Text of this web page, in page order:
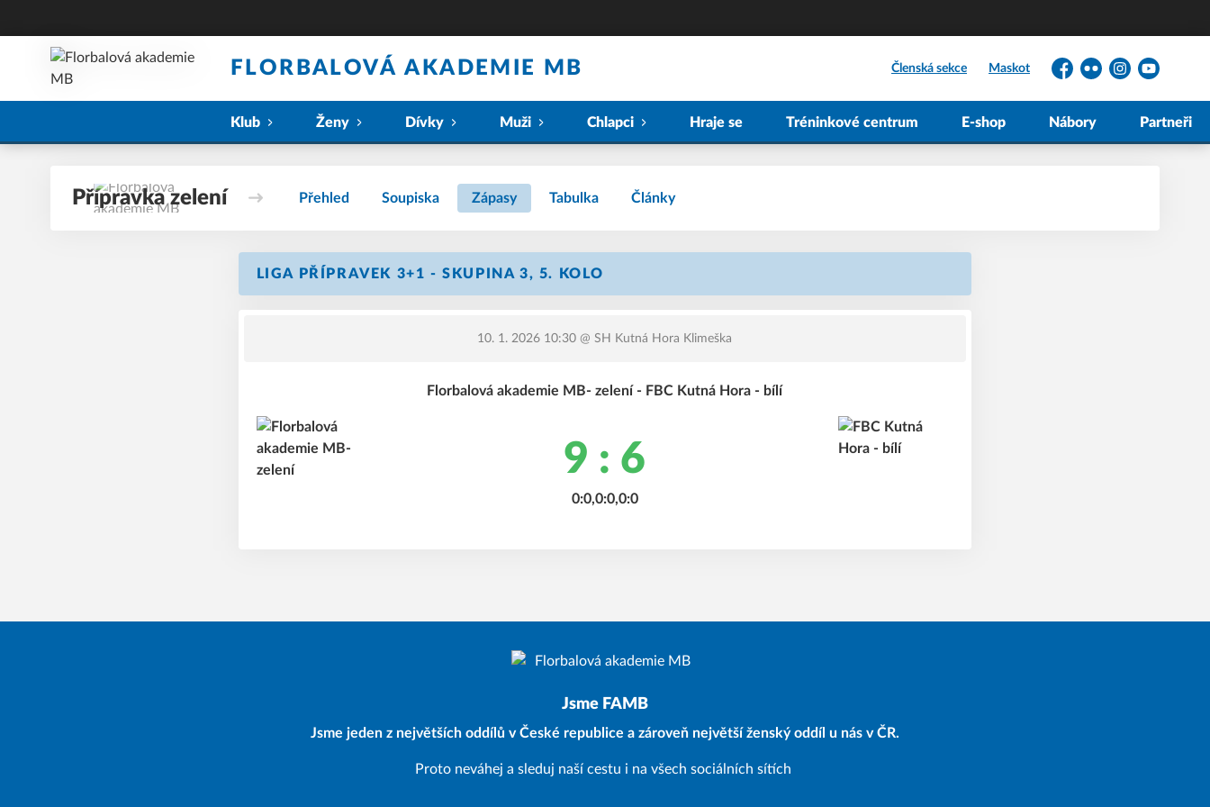
FLORBALOVÁ AKADEMIE MB Členská sekce Maskot
Facebook
FlickrInstagramYouTube
Klub Ženy Dívky Muži Chlapci Hraje se Tréninkové centrum E-shop Nábory Partneři
Přípravka zelení Přehled Soupiska Zápasy Tabulka Články
LIGA PŘÍPRAVEK 3+1 - SKUPINA 3, 5. KOLO
10. 1. 2026 10:30 @ SH Kutná Hora Klimeška
Florbalová akademie MB- zelení - FBC Kutná Hora - bílí
9 : 6
0:0,0:0,0:0
Jsme FAMB
Jsme jeden z největších oddílů v České republice a zároveň největší ženský oddíl u nás v ČR.
Proto neváhej a sleduj naší cestu i na všech sociálních sítích